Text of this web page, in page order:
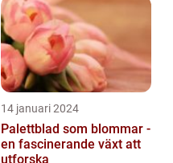
14 januari 2024
Palettblad som blommar -
en fascinerande växt att
utforska